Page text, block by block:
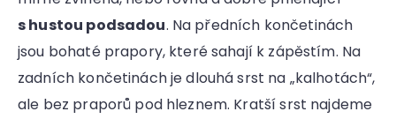
s hustou podsadou. Na předních končetinách
jsou bohaté prapory, které sahají k zápěstím. Na
zadních končetinách je dlouhá srst na „kalhotách“,
ale bez praporů pod hleznem. Kratší srst najdeme